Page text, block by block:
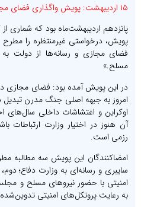
۱۵ اردیبهشت: پویش واگذاری فضای مجازی به وزارت دفاع
پانزدهم اردیبهشت‌ماه بود که شماری
پویش، درخواستی غیرمنتظره را
فضای مجازی و رسانه‌ها از دولت به
مسلح.»
در این پویش آمده بود: فضای مجازی
امروز به جبهه اصلی جنگ مدرن
اوکراین و اغتشاشات داخلی سال‌های
آن هنوز در اختیار وزارت ارتباطات
رزمی است.
امضاکنندگان این پویش سه مطالبه
سایبری و رسانه‌ای به وزارت دفاع؛
امنیتی با حضور نیروهای مسلح و
به رعایت پروتکل‌های امنیتی